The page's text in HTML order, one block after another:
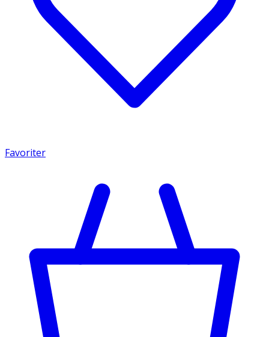
Favoriter